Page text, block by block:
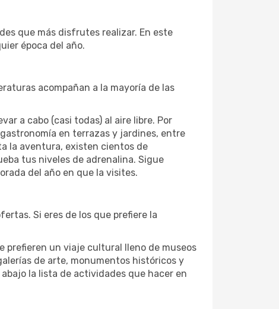
que más disfrutes realizar. En este
época del año.
acompañan a la mayoría de las
a cabo (casi todas) al aire libre. Por
en terrazas y jardines, entre
la aventura, existen cientos de
tus niveles de adrenalina. Sigue
del año en que la visites.
Si eres de los que prefiere la
prefieren un viaje cultural lleno de museos
de arte, monumentos históricos y
la lista de actividades que hacer en